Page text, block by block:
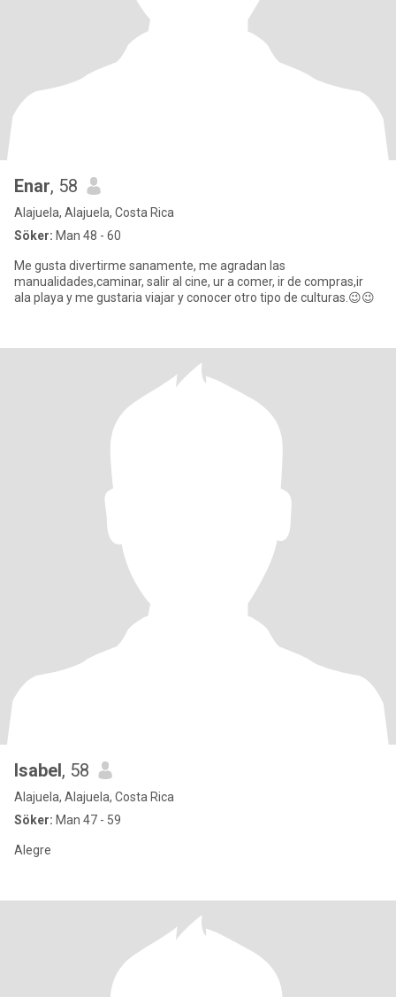
Enar, 58
Alajuela, Alajuela, Costa Rica
Söker: Man 48 - 60
Me gusta divertirme sanamente, me agradan las
manualidades,caminar, salir al cine, ur a comer, ir de compras,ir
ala playa y me gustaria viajar y conocer otro tipo de culturas.😉😉
Isabel, 58
Alajuela, Alajuela, Costa Rica
Söker: Man 47 - 59
Alegre